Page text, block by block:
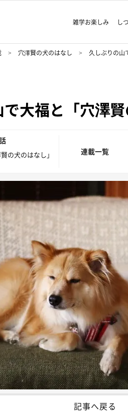
雑学お楽しみ し
穴澤賢の犬のはなし 久しぶりの山
大福と「穴澤賢
の犬のはなし」 連載一覧
記事へ戻る